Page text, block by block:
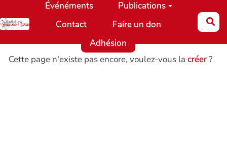
Aller au contenu principal
Événéments
Publications
Contact
Faire un don
Adhésion
Cette page n'existe pas encore, voulez-vous la créer?